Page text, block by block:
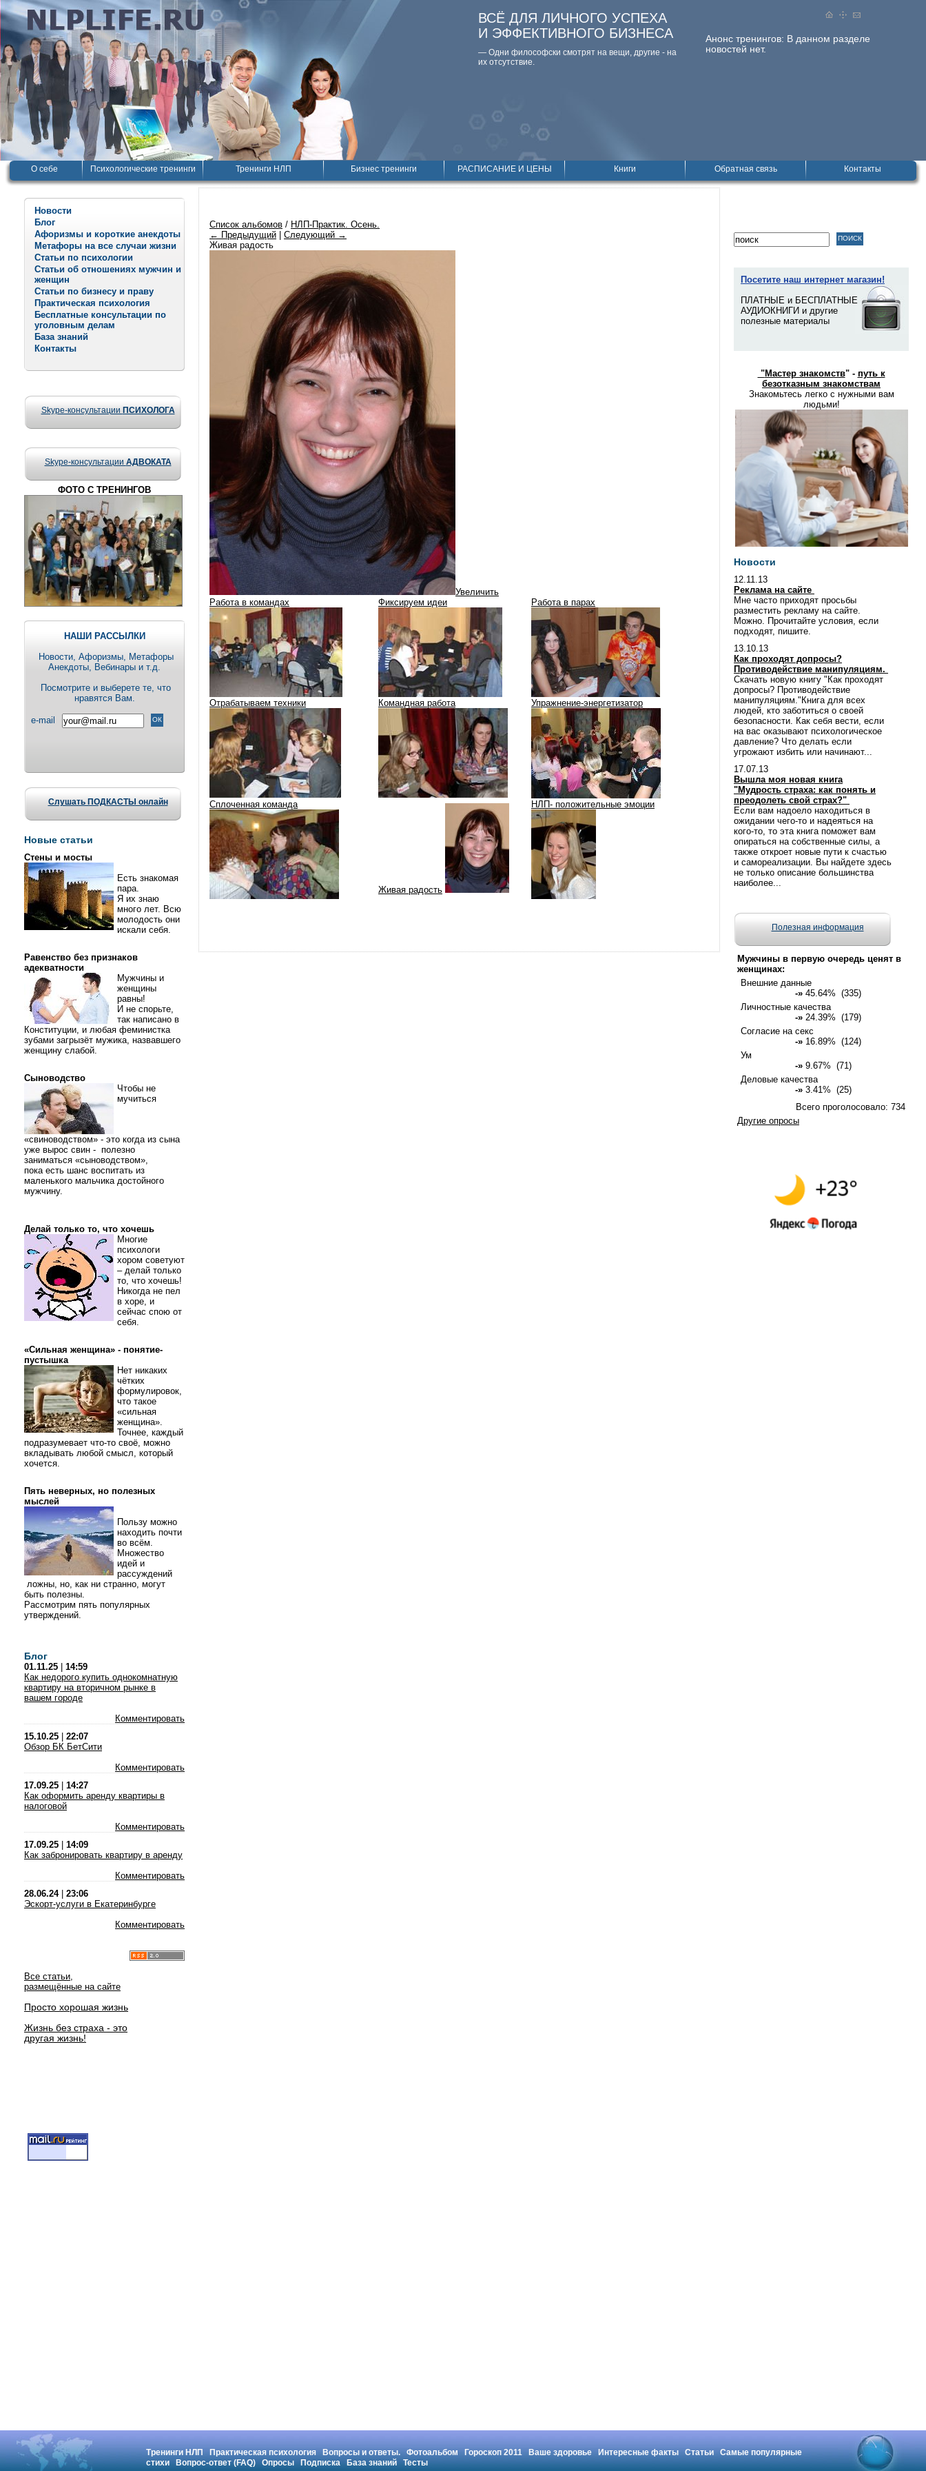
Анонс тренингов: В данном разделе
новостей нет.
ВСЁ ДЛЯ ЛИЧНОГО УСПЕХА
И ЭФФЕКТИВНОГО БИЗНЕСА
— Одни философски смотpят на вещи, дpугие - на
их отсутствие.
О себе Психологические тренинги Тренинги НЛП Бизнес тренинги РАСПИСАНИЕ И ЦЕНЫ Книги Обратная связь Контакты
Новости
Блог
Афоризмы и короткие анекдоты
Метафоры на все случаи жизни
Статьи по психологии
Статьи об отношениях мужчин и
женщин
Статьи по бизнесу и праву
Практическая психология
Бесплатные консультации по
уголовным делам
База знаний
Контакты
Skype-консультации ПСИХОЛОГА
Skype-консультации АДВОКАТА
ФОТО С ТРЕНИНГОВ
НАШИ РАССЫЛКИ
Новости, Aфоризмы, Метафоры
Анекдоты, Вебинары и т.д.
Посмотрите и выберете те, что
нравятся Вам.
e-mail
Слушать ПОДКАСТЫ онлайн
Новые статьи
Стены и мосты
Есть знакомая
пара.
Я их знаю
много лет. Всю
молодость они
искали себя.
Равенство без признаков
адекватности
Мужчины и
женщины
равны!
И не спорьте,
так написано в
Конституции, и любая феминистка
зубами загрызёт мужика, назвавшего
женщину слабой.
Сыноводство
Чтобы не
мучиться
«свиноводством» - это когда из сына
уже вырос свин - полезно
заниматься «сыноводством»,
пока есть шанс воспитать из
маленького мальчика достойного
мужчину.
Делай только то, что хочешь
Многие
психологи
хором советуют
– делай только
то, что хочешь!
Никогда не пел
в хоре, и
сейчас спою от
себя.
«Сильная женщина» - понятие-
пустышка
Нет никаких
чётких
формулировок,
что такое
«сильная
женщина».
Точнее, каждый
подразумевает что-то своё, можно
вкладывать любой смысл, который
хочется.
Пять неверных, но полезных
мыслей
Пользу можно
находить почти
во всём.
Множество
идей и
рассуждений
ложны, но, как ни странно, могут
быть полезны.
Рассмотрим пять популярных
утверждений.
Блог
01.11.25
14:59
Как недорого купить однокомнатную
квартиру на вторичном рынке в
вашем городе
Комментировать
15.10.25
22:07
Обзор БК БетСити
Комментировать
17.09.25
14:27
Как оформить аренду квартиры в
налоговой
Комментировать
17.09.25
14:09
Как забронировать квартиру в аренду
Комментировать
28.06.24| 23:06
Эскорт-услуги в Екатеринбурге
Комментировать
Все статьи,
размещённые на сайте
Просто хорошая жизнь
Жизнь без страха - это
другая жизнь!
Список альбомов / НЛП-Практик. Осень.
← Предыдущий
Следующий →
Живая радость
Увеличить
Работа в командах
Фиксируем идеи Работа в парах
Отрабатываем техники Командная работа Упражнение-энергетизатор
Сплоченная команда
Живая радость
НЛП- положительные эмоции
Посетите наш интернет магазин!
ПЛАТНЫЕ и БЕСПЛАТНЫЕ
АУДИОКНИГИ и другие
полезные материалы
"Мастер знакомств" - путь к
безотказным знакомствам
Знакомьтесь легко с нужными вам
людьми!
Новости
12.11.13
Реклама на сайте
Мне часто приходят просьбы
разместить рекламу на сайте.
Можно. Прочитайте условия, если
подходят, пишите.
13.10.13
Как проходят допросы?
Противодействие манипуляциям.
Скачать новую книгу "Как проходят
допросы? Противодействие
манипуляциям."Книга для всех
людей, кто заботиться о своей
безопасности. Как себя вести, если
на вас оказывают психологическое
давление? Что делать если
угрожают избить или начинают...
17.07.13
Вышла моя новая книга
"Мудрость страха: как понять и
преодолеть свой страх?"
Если вам надоело находиться в
ожидании чего-то и надеяться на
кого-то, то эта книга поможет вам
опираться на собственные силы, а
также откроет новые пути к счастью
и самореализации. Вы найдете здесь
не только описание большинства
наиболее...
Полезная информация
Мужчины в первую очередь ценят в
женщинах:
Внешние данные
-» 45.64% (335)
Личностные качества
-» 24.39% (179)
Согласие на секс
-» 16.89% (124)
Ум
-» 9.67% (71)
Деловые качества
-» 3.41% (25)
Всего проголосовало: 734
Другие опросы
Тренинги НЛП Практическая психология Вопросы и ответы. Фотоальбом Гороскоп 2011 Ваше здоровье Интересные факты Статьи
Самые популярные
стихи
Вопрос-ответ (FAQ) Опросы Подписка База знаний Тесты